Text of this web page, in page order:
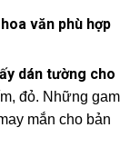
văn phù hợp
dán tường cho
đỏ. Những gam
mắn cho bản